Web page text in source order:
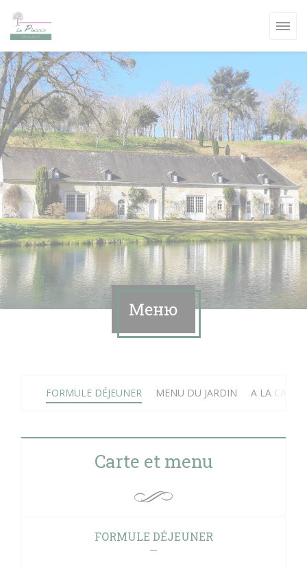
ОКНЕ))
ОКНЕ))
Меню
FORMULE DÉJEUNER MENU DU JARDIN A LA CARTE
Carte et menu
FORMULE DÉJEUNER